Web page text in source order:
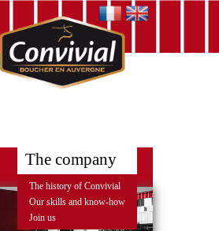
The company
The history of Convivial
Our skills and know-how
Join us